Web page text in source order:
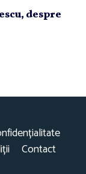
despre
Contact